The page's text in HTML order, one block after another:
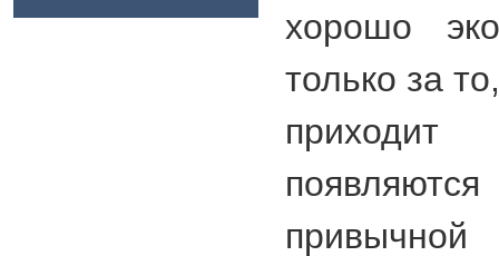
хорошо
только за